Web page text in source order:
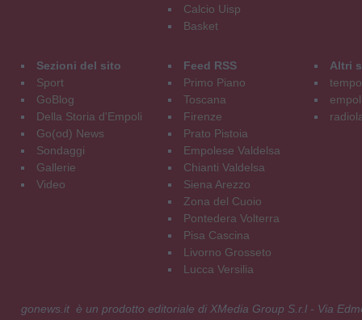
Calcio Uisp
Basket
Sezioni del sito
Sport
GoBlog
Della Storia d'Empoli
Go(od) News
Sondaggi
Gallerie
Video
Feed RSS
Primo Piano
Toscana
Firenze
Prato Pistoia
Empolese Valdelsa
Chianti Valdelsa
Siena Arezzo
Zona del Cuoio
Pontedera Volterra
Pisa Cascina
Livorno Grosseto
Lucca Versilia
Altri
gonews.it è un prodotto editoriale di XMedia Group S.r.l - Via